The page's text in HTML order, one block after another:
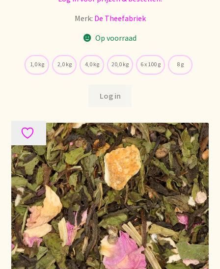
We zijn verhuisd!
Welcome to our Tea Wholesale business!
Willkommen in unserem Teegroßhandel!
Winkelwagen
Merk: De Theefabriek
Op voorraad
1,0 kg 2,0 kg 4,0 kg 20,0 kg 6 x 100 g 8 g
Log in